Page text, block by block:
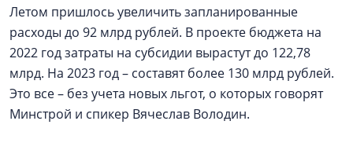
Летом пришлось увеличить запланированные
расходы до 92 млрд рублей. В проекте бюджета на
2022 год затраты на субсидии вырастут до 122,78
млрд. На 2023 год – составят более 130 млрд рублей.
Это все – без учета новых льгот, о которых говорят
Минстрой и спикер Вячеслав Володин.